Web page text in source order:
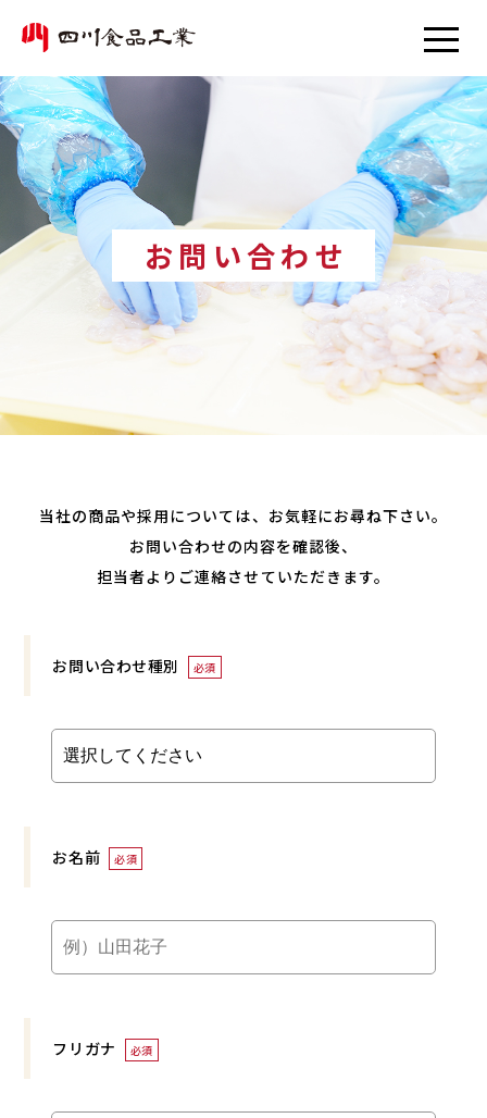
お問い合わせ
当社の商品や採用については、 お気軽にお尋ね下さい。
お問い合わせの内容を確認後、
担当者よりご連絡させていただきます。
お問い合わせ種別 必須
お名前 必須
フリガナ 必須